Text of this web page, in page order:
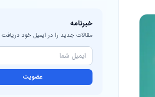
خبرنامه
مقالات جدید را در ایمیل خود دریافت
عضویت